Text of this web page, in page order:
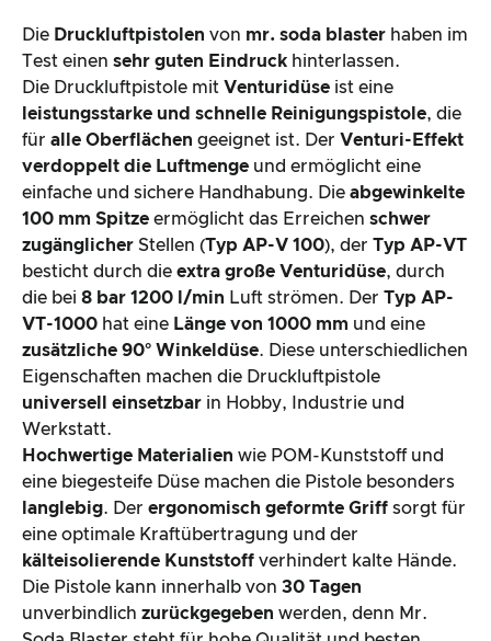
Produktverarbeitung & Erscheinungsbild
Der Praxistest
Preis-/ Leistungsverhältnis
Gesamtergebnis
Die Druckluftpistolen von mr. soda blaster haben im
Test einen sehr guten Eindruck hinterlassen.
Die Druckluftpistole mit Venturidüse ist eine
leistungsstarke und schnelle Reinigungspistole, die
für alle Oberflächen geeignet ist. Der Venturi-Effekt
verdoppelt die Luftmenge und ermöglicht eine
einfache und sichere Handhabung. Die abgewinkelte
100 mm Spitze ermöglicht das Erreichen schwer
zugänglicher Stellen (Typ AP-V 100), der Typ AP-VT
besticht durch die extra große Venturidüse, durch
die bei 8 bar 1200 l/min Luft strömen. Der Typ AP-
VT-1000 hat eine Länge von 1000 mm und eine
zusätzliche 90° Winkeldüse. Diese unterschiedlichen
Eigenschaften machen die Druckluftpistole
universell einsetzbar in Hobby, Industrie und
Werkstatt.
Hochwertige Materialien wie POM-Kunststoff und
eine biegesteife Düse machen die Pistole besonders
langlebig. Der ergonomisch geformte Griff sorgt für
eine optimale Kraftübertragung und der
kälteisolierende Kunststoff verhindert kalte Hände.
Die Pistole kann innerhalb von 30 Tagen
unverbindlich zurückgegeben werden, denn Mr.